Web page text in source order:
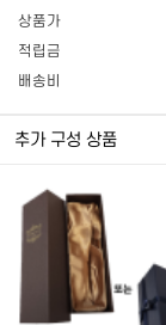
상품가
적립금
배송비
추가 구성 상품